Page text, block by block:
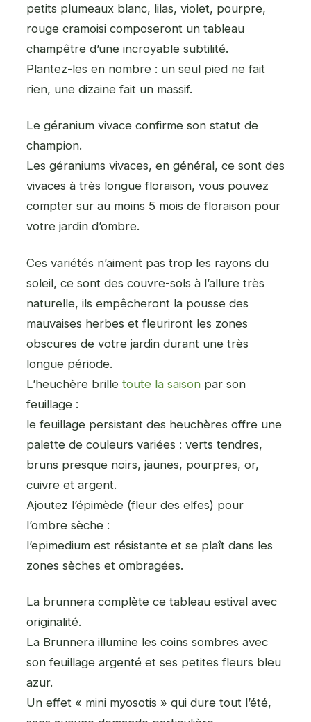
petits plumeaux blanc, lilas, violet, pourpre,
rouge cramoisi composeront un tableau
champêtre d’une incroyable subtilité.
Plantez-les en nombre : un seul pied ne fait
rien, une dizaine fait un massif.
Le géranium vivace confirme son statut de
champion.
Les géraniums vivaces, en général, ce sont des
vivaces à très longue floraison, vous pouvez
compter sur au moins 5 mois de floraison pour
votre jardin d’ombre.
Ces variétés n’aiment pas trop les rayons du
soleil, ce sont des couvre-sols à l’allure très
naturelle, ils empêcheront la pousse des
mauvaises herbes et fleuriront les zones
obscures de votre jardin durant une très
longue période.
L’heuchère brille toute la saison par son
feuillage :
le feuillage persistant des heuchères offre une
palette de couleurs variées : verts tendres,
bruns presque noirs, jaunes, pourpres, or,
cuivre et argent.
Ajoutez l’épimède (fleur des elfes) pour
l’ombre sèche :
l’epimedium est résistante et se plaît dans les
zones sèches et ombragées.
La brunnera complète ce tableau estival avec
originalité.
La Brunnera illumine les coins sombres avec
son feuillage argenté et ses petites fleurs bleu
azur.
Un effet « mini myosotis » qui dure tout l’été,